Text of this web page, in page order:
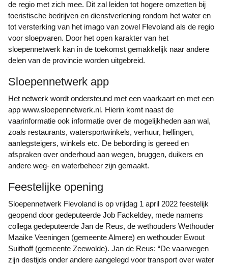
de regio met zich mee. Dit zal leiden tot hogere omzetten bij
toeristische bedrijven en dienstverlening rondom het water en
tot versterking van het imago van zowel Flevoland als de regio
voor sloepvaren. Door het open karakter van het
sloepennetwerk kan in de toekomst gemakkelijk naar andere
delen van de provincie worden uitgebreid.
Sloepennetwerk app
Het netwerk wordt ondersteund met een vaarkaart en met een
app www.sloepennetwerk.nl. Hierin komt naast de
vaarinformatie ook informatie over de mogelijkheden aan wal,
zoals restaurants, watersportwinkels, verhuur, hellingen,
aanlegsteigers, winkels etc. De bebording is gereed en
afspraken over onderhoud aan wegen, bruggen, duikers en
andere weg- en waterbeheer zijn gemaakt.
Feestelijke opening
Sloepennetwerk Flevoland is op vrijdag 1 april 2022 feestelijk
geopend door gedeputeerde Job Fackeldey, mede namens
collega gedeputeerde Jan de Reus, de wethouders Wethouder
Maaike Veeningen (gemeente Almere) en wethouder Ewout
Suithoff (gemeente Zeewolde). Jan de Reus: “De vaarwegen
zijn destijds onder andere aangelegd voor transport over water